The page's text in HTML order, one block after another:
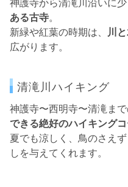
ある古寺。
新緑や紅葉の時期は、 川
広がります。
清滝川ハイキング
神護寺〜西明寺〜清滝まで
できる絶好のハイキング
夏でも涼しく、鳥のさえ
しを与えてくれます。